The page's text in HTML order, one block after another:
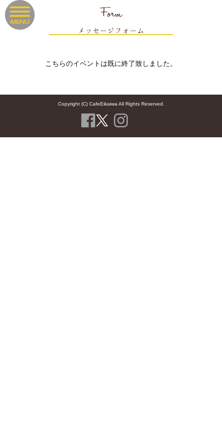
Form
メッセージフォーム
こちらのイベントは既に終了致しました。
Copyright (C) CafeEikaiwa All Rights Reserved.